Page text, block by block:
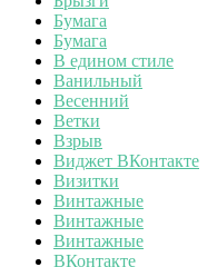
Бумага
Бумага
В едином стиле
Ванильный
Весенний
Ветки
Взрыв
Виджет ВКонтакте
Визитки
Винтажные
Винтажные
Винтажные
ВКонтакте